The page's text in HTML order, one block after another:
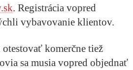
. Registrácia vopred
vybavovanie klientov.
komerčne tiež
sa musia vopred objednať